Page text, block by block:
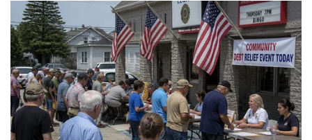
Thể thao
Bóng đá
Lịch thi đấu bóng đá
Thế giới thể thao
eSports
Hậu trường
Ô tô - Xe máy
Ô tô
Xe máy
Tư vấn